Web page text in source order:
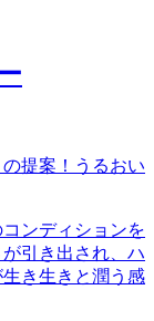
提案！うるおい
ンディションを
引き出され、ハ
き生きと潤う感